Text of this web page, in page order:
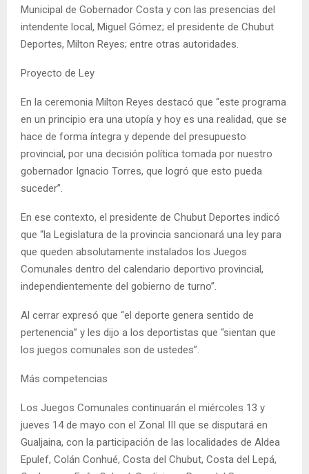
Municipal de Gobernador Costa y con las presencias del
intendente local, Miguel Gómez; el presidente de Chubut
Deportes, Milton Reyes; entre otras autoridades.
Proyecto de Ley
En la ceremonia Milton Reyes destacó que “este programa
en un principio era una utopía y hoy es una realidad, que se
hace de forma íntegra y depende del presupuesto
provincial, por una decisión política tomada por nuestro
gobernador Ignacio Torres, que logró que esto pueda
suceder”.
En ese contexto, el presidente de Chubut Deportes indicó
que “la Legislatura de la provincia sancionará una ley para
que queden absolutamente instalados los Juegos
Comunales dentro del calendario deportivo provincial,
independientemente del gobierno de turno”.
Al cerrar expresó que “el deporte genera sentido de
pertenencia” y les dijo a los deportistas que “sientan que
los juegos comunales son de ustedes”.
Más competencias
Los Juegos Comunales continuarán el miércoles 13 y
jueves 14 de mayo con el Zonal III que se disputará en
Gualjaina, con la participación de las localidades de Aldea
Epulef, Colán Conhué, Costa del Chubut, Costa del Lepá,